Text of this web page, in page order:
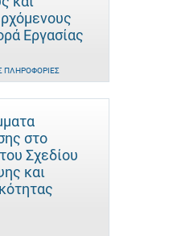
Εργασίας
ΠΛΗΡΟΦΟΡΊΕΣ
στο
Σχεδίου
και